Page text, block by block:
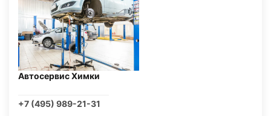
Автосервис Химки
+7 (495) 989-21-31